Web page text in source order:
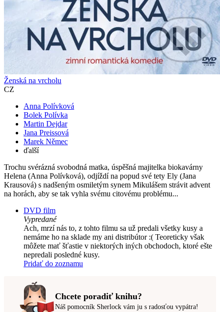
Ženská na vrcholu
CZ
Anna Polívková
Bolek Polívka
Martin Dejdar
Jana Preissová
Marek Němec
ďalší
Trochu svérázná svobodná matka, úspěšná majitelka biokavárny
Helena (Anna Polívková), odjíždí na popud své tety Ely (Jana
Krausová) s nadšeným osmiletým synem Mikulášem strávit advent
na horách, aby se tak vyhla svému citovému problému...
DVD film
Vypredané
Ach, mrzí nás to, z tohto filmu sa už predali všetky kusy a
nemáme ho na sklade my ani distribútor :( Teoreticky však
môžete mať šťastie v niektorých iných obchodoch, ktoré ešte
nepredali posledné kusy.
Pridať do zoznamu
Chcete poradiť knihu?
Náš pomocník Sherlock vám ju s radosťou vypátra!